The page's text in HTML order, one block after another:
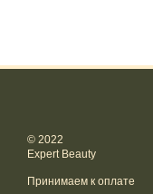
© 2022
Expert Beauty
Принимаем к оплате